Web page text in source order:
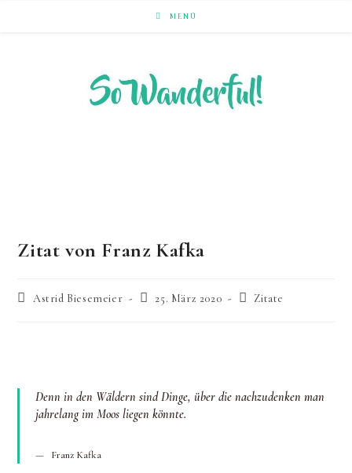
MENÜ
Zitat von Franz Kafka
Beitrags-
Astrid Biesemeier
Beitrag
25. März 2020
Beitrags-
Zitate
Denn in den Wäldern sind Dinge, über die nachzudenken man
jahrelang im Moos liegen könnte.
Franz Kafka